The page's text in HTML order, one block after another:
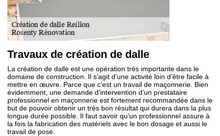
Travaux de création de dalle
La création de dalle est une opération très importante dans le
domaine de construction. Il s’agit d’une activité loin d’être facile à
mettre en œuvre. Parce que c’est un travail de maçonnerie. Bien
évidemment, une demande d’intervention d’un prestataire
professionnel en maçonnerie est fortement recommandée dans le
but de pouvoir obtenir un très bon résultat qui durera dans la plus
longue durée possible. Il faut savoir qu’un professionnel assure à
la fois la fabrication des matériels avec le bon dosage et aussi le
travail de pose.